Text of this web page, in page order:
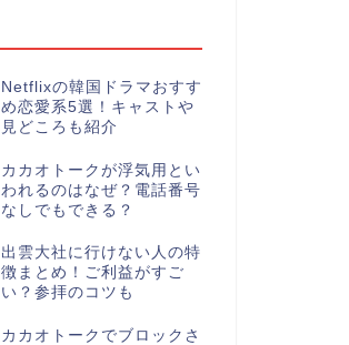
Netflixの韓国ドラマおすす
め恋愛系5選！キャストや
見どころも紹介
カカオトークが浮気用とい
われるのはなぜ？電話番号
なしでもできる？
出雲大社に行けない人の特
徴まとめ！ご利益がすご
い？参拝のコツも
カカオトークでブロックさ